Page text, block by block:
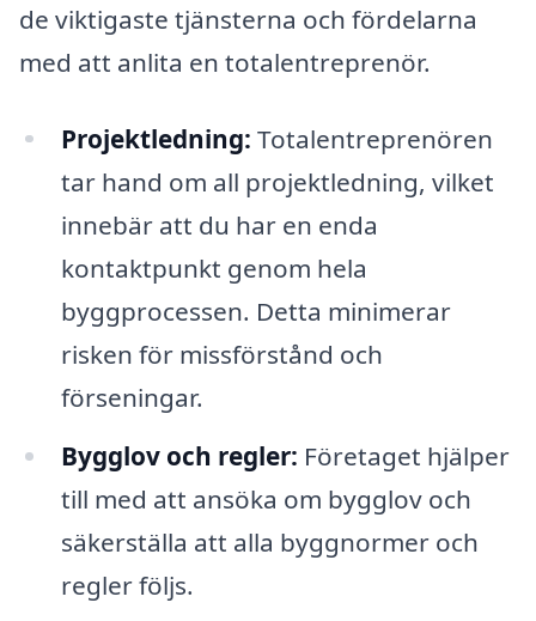
de viktigaste tjänsterna och fördelarna
med att anlita en totalentreprenör.
Projektledning: Totalentreprenören
tar hand om all projektledning, vilket
innebär att du har en enda
kontaktpunkt genom hela
byggprocessen. Detta minimerar
risken för missförstånd och
förseningar.
Bygglov och regler: Företaget hjälper
till med att ansöka om bygglov och
säkerställa att alla byggnormer och
regler följs.